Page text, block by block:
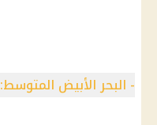
- البحر الأبيض المتوسط: